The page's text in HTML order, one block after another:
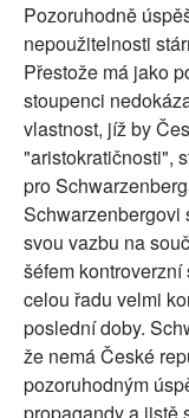
Pozoruhodně
nepoužitelnosti
Přestože má jako
stoupenci
vlastnost, jíž by
"aristokratičnosti",
pro
Schwarzenbergovi
svou vazbu na
šéfem
celou řadu velmi
poslední doby.
že nemá České
pozoruhodným